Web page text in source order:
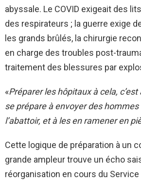
abyssale. Le COVID exigeait des
des respirateurs ; la guerre exige
les grands brûlés, la chirurgie
en charge des troubles post-
traitement des blessures par
«Préparer les hôpitaux à cela, c’est
se prépare à envoyer des
l’abattoir, et à les en ramener en
Cette logique de préparation à un
grande ampleur trouve un écho
réorganisation en cours du Service